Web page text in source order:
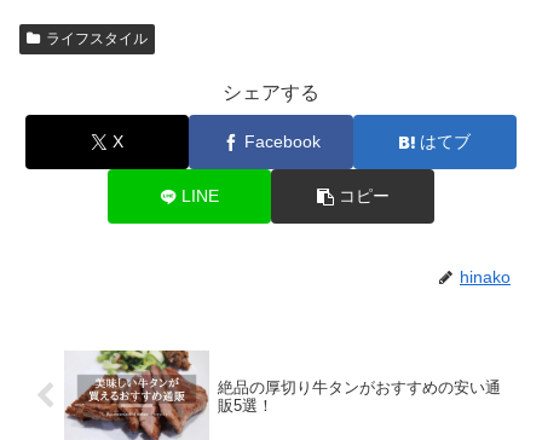
ライフスタイル
シェアする
X Facebook はてブ
LINE コピー
hinako
絶品の厚切り牛タンがおすすめの安い通
販5選！